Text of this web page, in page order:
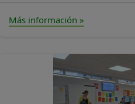
Más información »